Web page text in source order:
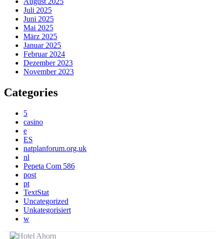
Juli 2025
Juni 2025
Mai 2025
März 2025
Januar 2025
Februar 2024
Dezember 2023
November 2023
Categories
5
casino
e
ES
natplanforum.org.uk
nl
Pepeta Com 586
post
pt
TextStat
Uncategorized
Unkategorisiert
w